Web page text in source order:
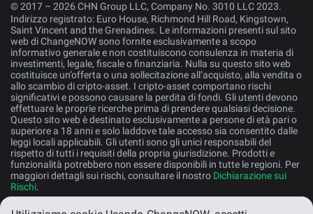
© 2017 – 2026 CHN Group LLC, Company No. 3010 LLC 2023.
Indirizzo registrato: Euro House, Richmond Hill Road, Kingstown,
Saint Vincent and the Grenadines. Le informazioni presenti sul sito
web di ChangeNOW sono fornite esclusivamente a scopo
informativo generale e non costituiscono consulenza in materia di
investimenti, legale, fiscale o finanziaria. Nulla su questo sito web
costituisce un’offerta o una sollecitazione all’acquisto, alla vendita o
allo scambio di cripto-asset. I cripto-asset comportano rischi
significativi e possono causare la perdita di fondi. Gli utenti devono
effettuare le proprie ricerche prima di prendere qualsiasi decisione.
Questo sito web è destinato esclusivamente a persone di età pari o
superiore a 18 anni e solo laddove tale accesso sia consentito dalle
leggi locali applicabili. Gli utenti sono gli unici responsabili del
rispetto di tutti i requisiti della propria giurisdizione. Prodotti e
funzionalità potrebbero non essere disponibili in tutte le regioni. Per
maggiori dettagli sui rischi, consultare il nostro Dichiarazione sui
Rischi.